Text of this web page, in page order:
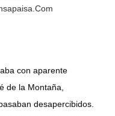
con aparente
de la Montaña,
desapercibidos.